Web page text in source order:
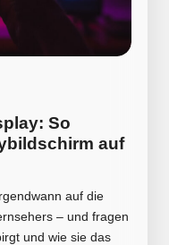
So
auf
auf die
– und fragen
und wie sie das